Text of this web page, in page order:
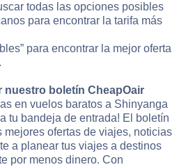
todas las opciones posibles
para encontrar la tarifa más
para encontrar la mejor oferta
nuestro boletín CheapOair
en vuelos baratos a Shinyanga
tu bandeja de entrada! El boletín
mejores ofertas de viajes, noticias
a planear tus viajes a destinos
por menos dinero. Con